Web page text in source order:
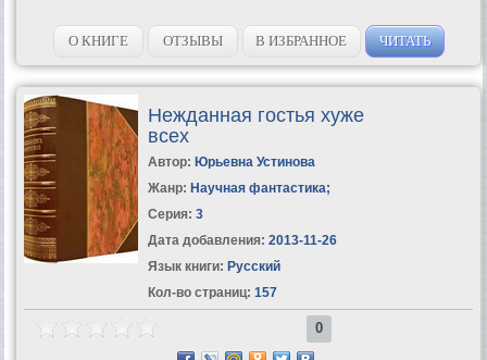
О КНИГЕ ОТЗЫВЫ В ИЗБРАННОЕ ЧИТАТЬ
Нежданная гостья хуже
всех
Автор: Юрьевна Устинова
Жанр: Научная фантастика;
Серия: 3
Дата добавления: 2013-11-26
Язык книги: Русский
Кол-во страниц: 157
0